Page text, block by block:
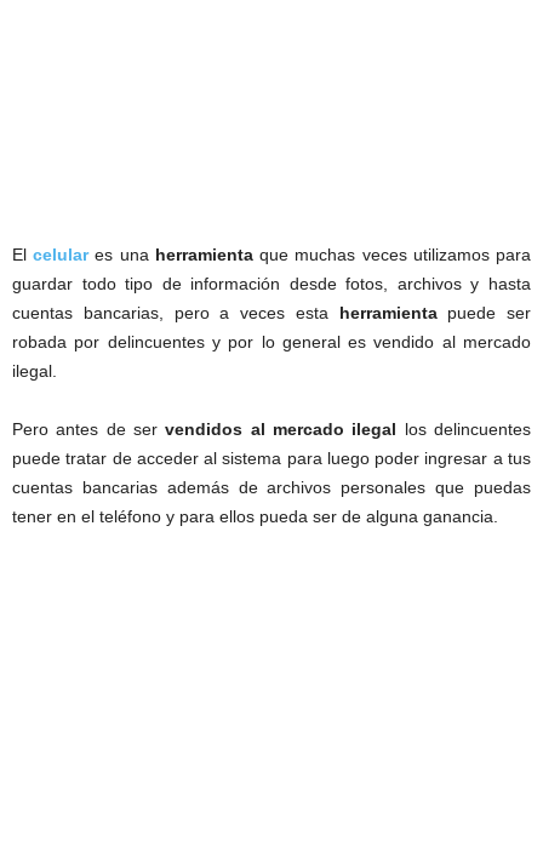
Elcelulares una herramientaque muchas veces utilizamos para
guardar todo tipo de información desde fotos, archivos y hasta
cuentas bancarias, pero a veces esta herramientapuede ser
robada por delincuentes y por lo general es vendido al mercado
ilegal.
Pero antes de servendidos al mercado ilegal los delincuentes
puede tratar de acceder al sistema para luego poder ingresar a tus
cuentas bancarias además de archivos personales que puedas
tener en el teléfono y para ellos pueda ser de alguna ganancia.